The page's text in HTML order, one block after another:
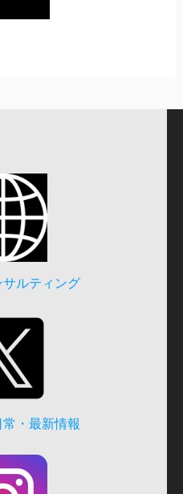
ルティング
・最新情報